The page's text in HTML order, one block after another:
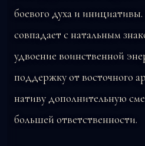
боевого духа и
совпадает с натальным
удвоение воинственной
поддержку от восточного
нативу дополнительную
большей ответственности.